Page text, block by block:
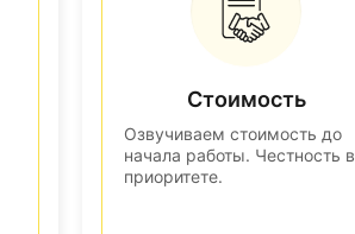
Стоимость
Озвучиваем стоимость до
начала работы. Честность в
приоритете.